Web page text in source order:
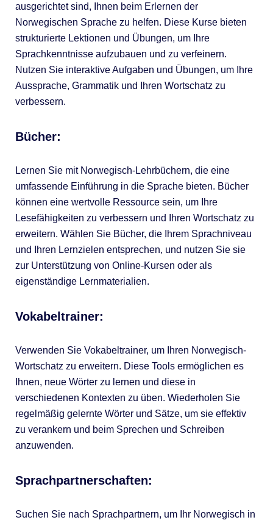
ausgerichtet sind, Ihnen beim Erlernen der
Norwegischen Sprache zu helfen. Diese Kurse bieten
strukturierte Lektionen und Übungen, um Ihre
Sprachkenntnisse aufzubauen und zu verfeinern.
Nutzen Sie interaktive Aufgaben und Übungen, um Ihre
Aussprache, Grammatik und Ihren Wortschatz zu
verbessern.
Bücher:
Lernen Sie mit Norwegisch-Lehrbüchern, die eine
umfassende Einführung in die Sprache bieten. Bücher
können eine wertvolle Ressource sein, um Ihre
Lesefähigkeiten zu verbessern und Ihren Wortschatz zu
erweitern. Wählen Sie Bücher, die Ihrem Sprachniveau
und Ihren Lernzielen entsprechen, und nutzen Sie sie
zur Unterstützung von Online-Kursen oder als
eigenständige Lernmaterialien.
Vokabeltrainer:
Verwenden Sie Vokabeltrainer, um Ihren Norwegisch-
Wortschatz zu erweitern. Diese Tools ermöglichen es
Ihnen, neue Wörter zu lernen und diese in
verschiedenen Kontexten zu üben. Wiederholen Sie
regelmäßig gelernte Wörter und Sätze, um sie effektiv
zu verankern und beim Sprechen und Schreiben
anzuwenden.
Sprachpartnerschaften:
Suchen Sie nach Sprachpartnern, um Ihr Norwegisch in